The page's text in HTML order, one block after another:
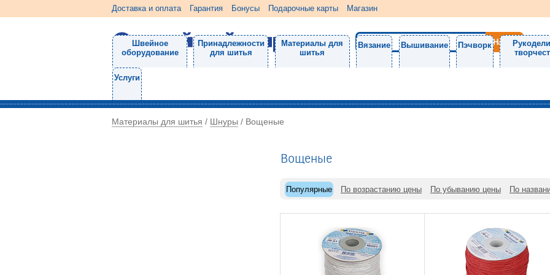
Доставка и оплата Гарантия Бонусы Подарочные карты Магазин
Швейное
оборудование
Принадлежности
для шитья
Материалы для
шитья
Вязание Вышивание Пэчворк
Услуги
Материалы для шитья / Шнуры / Вощеные
Вощеные
Популярные По возрастанию цены По убыванию цены По